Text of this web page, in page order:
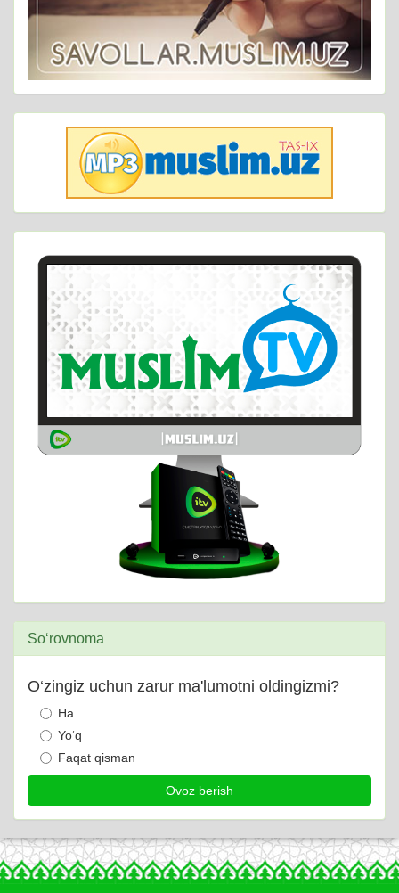
So‘rovnoma
O‘zingiz uchun zarur ma'lumotni oldingizmi?
Ha
Yo‘q
Faqat qisman